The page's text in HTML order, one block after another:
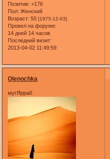
Позитив: +176
Пол: Женский
Возраст: 50[1975-12-03]
Провел на форуме:
14 дней 14 часов
Последний визит:
2013-04-02 11:49:59
Olenochka
мугЯрраб